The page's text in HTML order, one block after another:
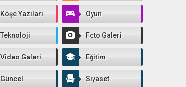
Köşe Yazıları Oyun
Teknoloji Foto Galeri
Video Galeri Eğitim
Güncel Siyaset